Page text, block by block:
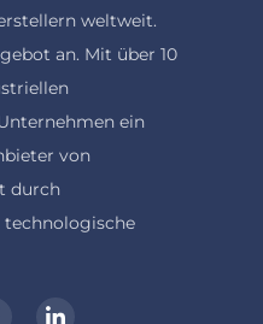
weltweit.
an. Mit über 10
ein
von
durch
technologische